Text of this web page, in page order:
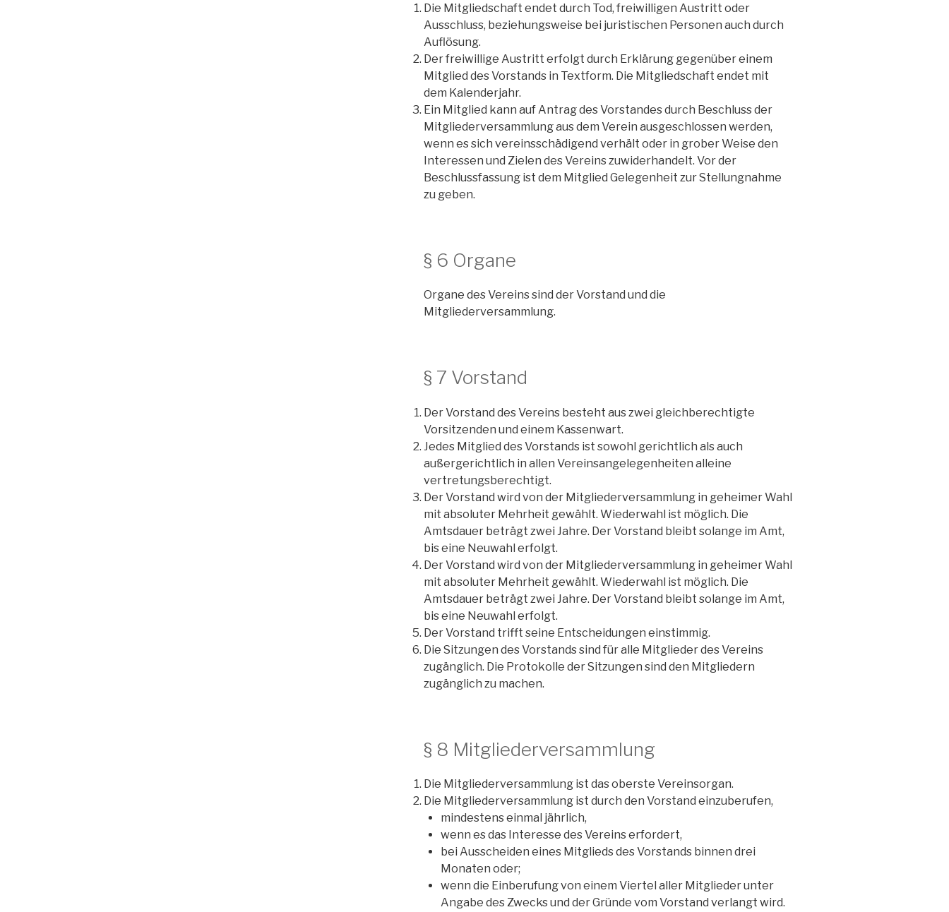
Die Mitgliedschaft endet durch Tod, freiwilligen Austritt oder
Ausschluss, beziehungsweise bei juristischen Personen auch durch
Auflösung.
Der freiwillige Austritt erfolgt durch Erklärung gegenüber einem
Mitglied des Vorstands in Textform. Die Mitgliedschaft endet mit
dem Kalenderjahr.
Ein Mitglied kann auf Antrag des Vorstandes durch Beschluss der
Mitgliederversammlung aus dem Verein ausgeschlossen werden,
wenn es sich vereinsschädigend verhält oder in grober Weise den
Interessen und Zielen des Vereins zuwiderhandelt. Vor der
Beschlussfassung ist dem Mitglied Gelegenheit zur Stellungnahme
zu geben.
§ 6 Organe
Organe des Vereins sind der Vorstand und die
Mitgliederversammlung.
§ 7 Vorstand
Der Vorstand des Vereins besteht aus zwei gleichberechtigte
Vorsitzenden und einem Kassenwart.
Jedes Mitglied des Vorstands ist sowohl gerichtlich als auch
außergerichtlich in allen Vereinsangelegenheiten alleine
vertretungsberechtigt.
Der Vorstand wird von der Mitgliederversammlung in geheimer Wahl
mit absoluter Mehrheit gewählt. Wiederwahl ist möglich. Die
Amtsdauer beträgt zwei Jahre. Der Vorstand bleibt solange im Amt,
bis eine Neuwahl erfolgt.
Der Vorstand wird von der Mitgliederversammlung in geheimer Wahl
mit absoluter Mehrheit gewählt. Wiederwahl ist möglich. Die
Amtsdauer beträgt zwei Jahre. Der Vorstand bleibt solange im Amt,
bis eine Neuwahl erfolgt.
Der Vorstand trifft seine Entscheidungen einstimmig.
Die Sitzungen des Vorstands sind für alle Mitglieder des Vereins
zugänglich. Die Protokolle der Sitzungen sind den Mitgliedern
zugänglich zu machen.
§ 8 Mitgliederversammlung
Die Mitgliederversammlung ist das oberste Vereinsorgan.
Die Mitgliederversammlung ist durch den Vorstand einzuberufen,
mindestens einmal jährlich,
wenn es das Interesse des Vereins erfordert,
bei Ausscheiden eines Mitglieds des Vorstands binnen drei
Monaten oder;
wenn die Einberufung von einem Viertel aller Mitglieder unter
Angabe des Zwecks und der Gründe vom Vorstand verlangt wird.